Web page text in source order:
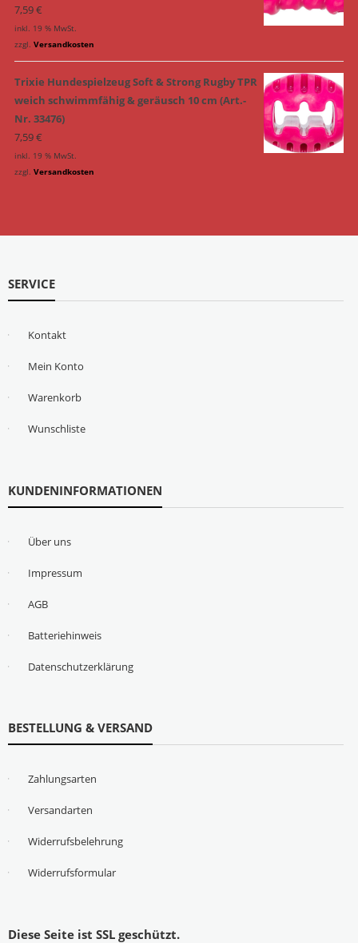
7,59€
inkl. 19 % MwSt.
zzgl. Versandkosten
Trixie Hundespielzeug Soft & Strong Rugby TPR
weich schwimmfähig & geräusch 10 cm (Art.-
Nr. 33476)
7,59€
inkl. 19 % MwSt.
zzgl. Versandkosten
SERVICE
Kontakt
Mein Konto
Warenkorb
Wunschliste
KUNDENINFORMATIONEN
Über uns
Impressum
AGB
Batteriehinweis
Datenschutzerklärung
BESTELLUNG & VERSAND
Zahlungsarten
Versandarten
Widerrufsbelehrung
Widerrufsformular
Diese Seite ist SSL geschützt.